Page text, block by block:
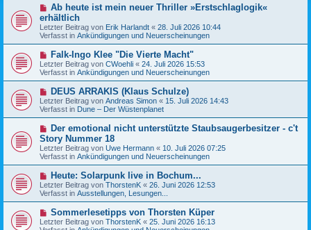
B
e
i
t
r
a
g
N
e
u
e
r
B
i
t
r
a
g
Ab heute ist mein neuer Thriller »Erstschlaglogik«
erhältlich
Letzter Beitrag von Erik Harlandt « 28. Juli 2026 10:44
Verfasst in Ankündigungen und Neuerscheinungen
N
e
u
e
B
e
i
t
a
g
Falk-Ingo Klee "Die Vierte Macht"
Letzter Beitrag von CWoehli « 24. Juli 2026 15:53
Verfasst in Ankündigungen und Neuerscheinungen
N
e
u
e
B
e
i
t
r
a
g
DEUS ARRAKIS (Klaus Schulze)
Letzter Beitrag von Andreas Simon « 15. Juli 2026 14:43
Verfasst in Dune – Der Wüstenplanet
N
e
u
e
r
B
i
t
r
a
g
Der emotional nicht unterstützte Staubsaugerbesitzer - c't
Story Nummer 18
Letzter Beitrag von Uwe Hermann « 10. Juli 2026 07:25
Verfasst in Ankündigungen und Neuerscheinungen
N
e
u
e
B
e
Heute: Solarpunk live in Bochum...
Letzter Beitrag von ThorstenK « 26. Juni 2026 12:53
Verfasst in Ausstellungen, Lesungen...
N
e
u
Sommerlesetipps von Thorsten Küper
Letzter Beitrag von ThorstenK « 25. Juni 2026 16:13